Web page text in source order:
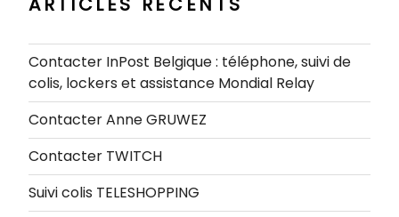
Contacter InPost Belgique : téléphone, suivi de
colis, lockers et assistance Mondial Relay
Contacter Anne GRUWEZ
Contacter TWITCH
Suivi colis TELESHOPPING